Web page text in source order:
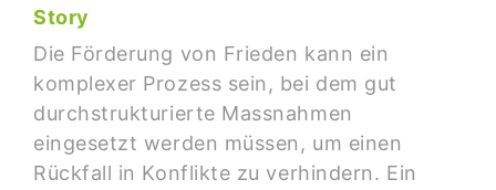
Story
Die Förderung von Frieden kann ein
komplexer Prozess sein, bei dem gut
durchstrukturierte Massnahmen
eingesetzt werden müssen, um einen
Rückfall in Konflikte zu verhindern. Ein